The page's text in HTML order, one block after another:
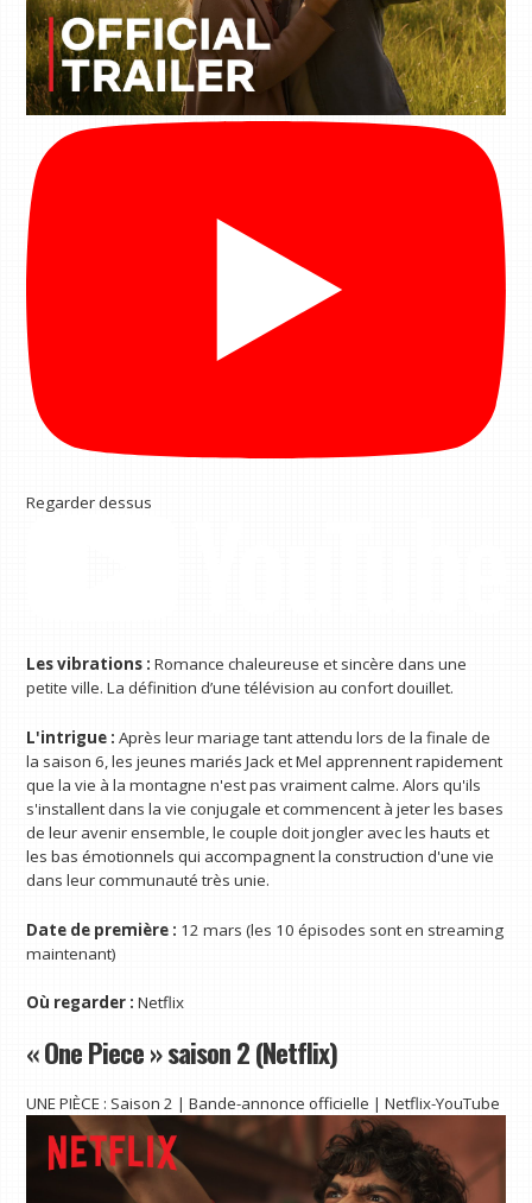
Regarder dessus
Les vibrations : Romance chaleureuse et sincère dans une
petite ville. La définition d’une télévision au confort douillet.
L'intrigue : Après leur mariage tant attendu lors de la finale de
la saison 6, les jeunes mariés Jack et Mel apprennent rapidement
que la vie à la montagne n'est pas vraiment calme. Alors qu'ils
s'installent dans la vie conjugale et commencent à jeter les bases
de leur avenir ensemble, le couple doit jongler avec les hauts et
les bas émotionnels qui accompagnent la construction d'une vie
dans leur communauté très unie.
Date de première : 12 mars (les 10 épisodes sont en streaming
maintenant)
Où regarder : Netflix
« One Piece » saison 2 (Netflix)
UNE PIÈCE : Saison 2 | Bande-annonce officielle | Netflix-YouTube